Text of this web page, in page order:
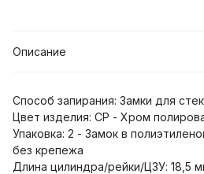
Описание
Способ запирания: Замки для
Цвет изделия: CP - Хром
Упаковка: 2 - Замок в
без крепежа
Длина цилиндра/рейки/ЦЗУ: 18,5